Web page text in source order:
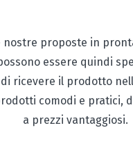
nostre proposte in
essere quindi
ricevere il prodotto
comodi e pratici,
a prezzi vantaggiosi.